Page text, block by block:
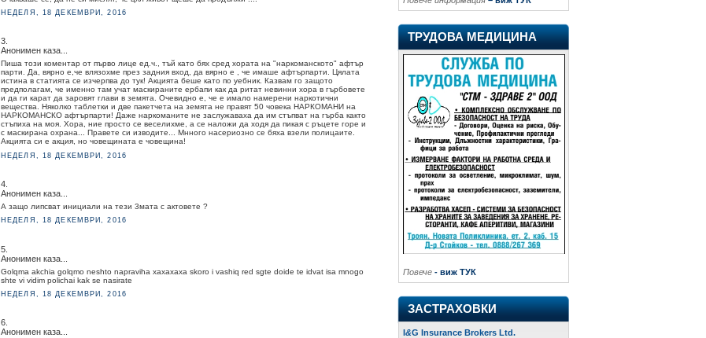
НЕДЕЛЯ, 18 ДЕКЕМВРИ, 2016
3.
Анонимен каза...
Пиша този коментар от първо лице ед.ч., тъй като бях сред хората на "наркоманското" афтър
парти. Да, вярно е,че влязохме през задния вход, да вярно е , че имаше афтърпарти. Цялата
истина в статията се изчерпва до тук! Акцията беше като по уебник. Казвам го защото
предполагам, че именно там учат маскираните ербапи как да ритат невинни хора в гърбовете
и да ги карат да заровят глави в земята. Очевидно е, че е имало намерени наркотични
вещества. Няколко таблетки и две пакетчета на земята не правят 50 човека НАРКОМАНИ на
НАРКОМАНСКО афтърпарти! Даже наркоманите не заслужаваха да им стъпват на гърба както
стъпиха на моя. Хора, ние просто се веселихме, а се наложи да ходя да пикая с ръцете горе и
с маскирана охрана... Правете си изводите... Мнного насериозно се бяха взели полицаите.
Акцията си е акция, но човещината е човещина!
НЕДЕЛЯ, 18 ДЕКЕМВРИ, 2016
4.
Анонимен каза...
А защо липсват инициали на тези 3мата с актовете ?
НЕДЕЛЯ, 18 ДЕКЕМВРИ, 2016
5.
Анонимен каза...
Golqma akchia golqmo neshto napraviha xaxaxaxa skoro i vashiq red sgte doide te idvat isa mnogo
shte vi vidim polichai kak se nasirate
НЕДЕЛЯ, 18 ДЕКЕМВРИ, 2016
6.
Анонимен каза...
ТРУДОВА МЕДИЦИНА
Повече - виж ТУК
ЗАСТРАХОВКИ
I&G Insurance Brokers Ltd.